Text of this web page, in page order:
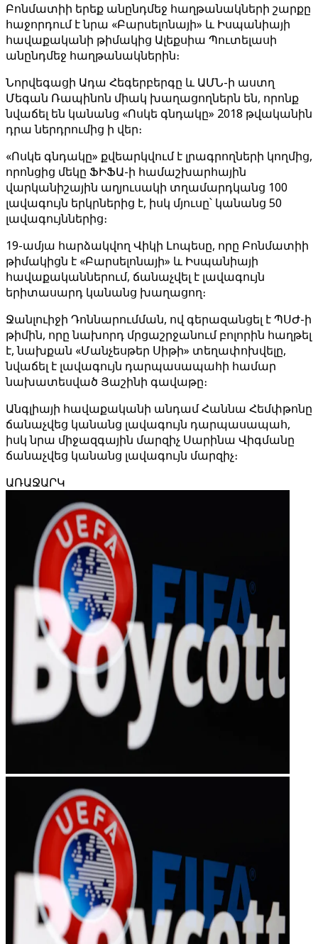
Բոնմատիի երեք անընդմեջ հաղթանակների շարքը
հաջորդում է նրա «Բարսելոնայի» և Իսպանիայի
հավաքականի թիմակից Ալեքսիա Պուտելասի
անընդմեջ հաղթանակներին։
Նորվեգացի Ադա Հեգերբերգը և ԱՄՆ-ի աստղ
Մեգան Ռապինոն միակ խաղացողներն են, որոնք
նվաճել են կանանց «Ոսկե գնդակը» 2018 թվականին
դրա ներդրումից ի վեր։
«Ոսկե գնդակը» քվեարկվում է լրագրողների կողմից,
որոնցից մեկը ՖԻՖԱ-ի համաշխարհային
վարկանիշային աղյուսակի տղամարդկանց 100
լավագույն երկրներից է, իսկ մյուսը՝ կանանց 50
լավագույններից։
19-ամյա հարձակվող Վիկի Լոպեսը, որը Բոնմատիի
թիմակիցն է «Բարսելոնայի» և Իսպանիայի
հավաքականներում, ճանաչվել է լավագույն
երիտասարդ կանանց խաղացող։
Ջանլուիջի Դոննարումման, ով գերազանցել է ՊՍԺ-ի
թիմին, որը նախորդ մրցաշրջանում բոլորին հաղթել
է, նախքան «Մանչեսթեր Սիթի» տեղափոխվելը,
նվաճել է լավագույն դարպասապահի համար
նախատեսված Յաշինի գավաթը։
Անգլիայի հավաքականի անդամ Հաննա Հեմփթոնը
ճանաչվեց կանանց լավագույն դարպասապահ,
իսկ նրա միջազգային մարզիչ Սարինա Վիգմանը
ճանաչվեց կանանց լավագույն մարզիչ։
ԱՌԱՋԱՐԿ